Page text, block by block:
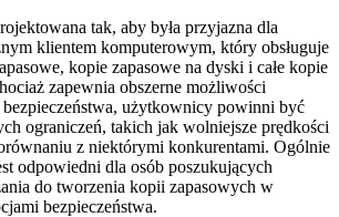
tak, aby była przyjazna dla
klientem komputerowym, który obsługuje
kopie zapasowe na dyski i całe kopie
zapewnia obszerne możliwości
bezpieczeństwa, użytkownicy powinni być
ograniczeń, takich jak wolniejsze prędkości
z niektórymi konkurentami. Ogólnie
odpowiedni dla osób poszukujących
do tworzenia kopii zapasowych w
bezpieczeństwa.